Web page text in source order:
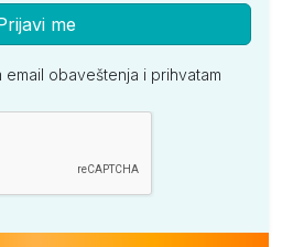
me
obaveštenja i prihvatam